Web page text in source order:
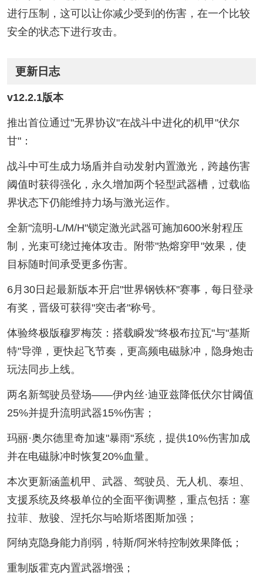
进行压制，这可以让你减少受到的伤害，在一个比较
安全的状态下进行攻击。
更新日志
v12.2.1版本
推出首位通过"无界协议"在战斗中进化的机甲"伏尔
甘"：
战斗中可生成力场盾并自动发射内置激光，跨越伤害
阈值时获得强化，永久增加两个轻型武器槽，过载临
界状态下仍能维持力场与激光运作。
全新"流明-L/M/H"锁定激光武器可施加600米射程压
制，光束可绕过掩体攻击。附带"热熔穿甲"效果，使
目标随时间承受更多伤害。
6月30日起最新版本开启"世界钢铁杯"赛事，每日登录
有奖，晋级可获得"突击者"称号。
体验终极版穆罗梅茨：搭载瞬发"终极布拉瓦"与"基斯
特"导弹，更快起飞节奏，更高频电磁脉冲，隐身炮击
玩法同步上线。
两名新驾驶员登场——伊内丝·迪亚兹降低伏尔甘阈值
25%并提升流明武器15%伤害；
玛丽·奥尔德里奇加速"暴雨"系统，提供10%伤害加成
并在电磁脉冲时恢复20%血量。
本次更新涵盖机甲、武器、驾驶员、无人机、泰坦、
支援系统及终极单位的全面平衡调整，重点包括：塞
拉菲、敖骏、涅托尔与哈斯塔图斯加强；
阿纳克隐身能力削弱，特斯/阿米特控制效果降低；
重制版霍克内置武器增强；